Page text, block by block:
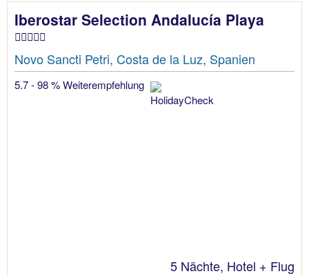
Iberostar Selection Andalucía Playa
Novo Sancti Petri, Costa de la Luz, Spanien
5.7 - 98 % Weiterempfehlung
5 Nächte, Hotel + Flug